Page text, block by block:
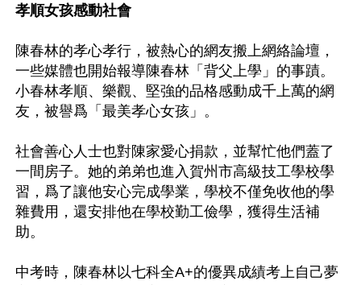
孝順女孩感動社會
陳春林的孝心孝行，被熱心的網友搬上網絡論壇，
一些媒體也開始報導陳春林「背父上學」的事蹟。
小春林孝順、樂觀、堅強的品格感動成千上萬的網
友，被譽爲「最美孝心女孩」。
社會善心人士也對陳家愛心捐款，並幫忙他們蓋了
一間房子。她的弟弟也進入賀州市高級技工學校學
習，爲了讓他安心完成學業，學校不僅免收他的學
雜費用，還安排他在學校勤工儉學，獲得生活補
助。
中考時，陳春林以七科全A+的優異成績考上自己夢